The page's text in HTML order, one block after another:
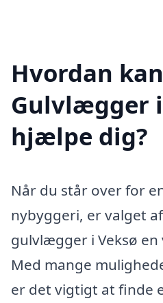
Hvordan
Gulvlægger
hjælpe dig?
Når du står over for
nybyggeri, er valget
gulvlægger i Veksø
Med mange
er det vigtigt at finde